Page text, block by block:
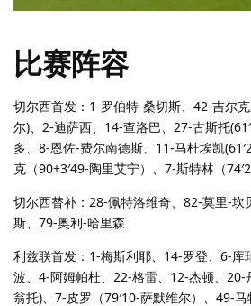
比赛阵容
切尔西首发：1-罗伯特-桑切斯、42-吉尔
尔)、2-迪萨西、14-查洛巴、27-古斯托
多、8-恩佐-费尔南德斯、11-马杜埃凯
克（90+3′49-陶里艾宁）、7-斯特林（
切尔西替补：28-佩特洛维奇、82-莫里-坎
斯、79-奥利-哈里森
利兹联首发：1-梅斯利耶、14-罗登、6-库
波、4-阿姆帕杜、22-格雷、12-杰顿、20-
翁托)、7-皮罗（79′10-萨默维尔）、49-马